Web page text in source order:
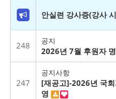
안실련 강사증(강사
248 공지
2026년 7월 후원자
247
공지사항
[재공고]-2026년 국
영